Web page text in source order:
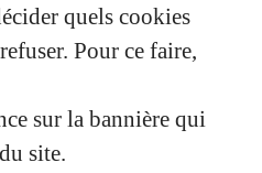
quels cookies
Pour ce faire,
sur la bannière qui
site.